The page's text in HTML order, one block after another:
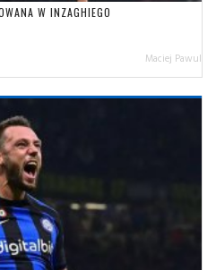
W INZAGHIEGO
Maciej Pawul